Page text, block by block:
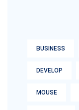
BUSINESS
DEVELOP
MOUSE